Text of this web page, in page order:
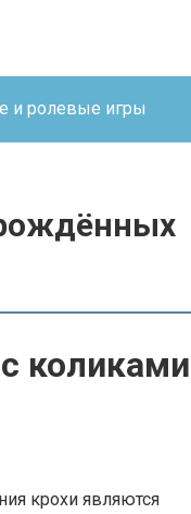
и ролевые игры
крохи являются